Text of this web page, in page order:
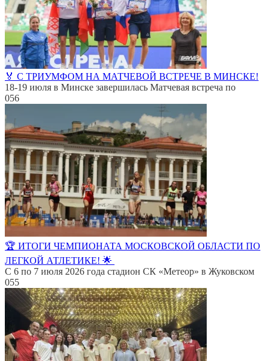
🏅 С ТРИУМФОМ НА МАТЧЕВОЙ ВСТРЕЧЕ В МИНСКЕ!
18-19 июля в Минске завершилась Матчевая встреча по
056
🏆 ИТОГИ ЧЕМПИОНАТА МОСКОВСКОЙ ОБЛАСТИ ПО
ЛЕГКОЙ АТЛЕТИКЕ! 🌟
С 6 по 7 июля 2026 года стадион СК «Метеор» в Жуковском
055